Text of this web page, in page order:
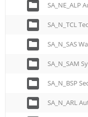
SA_N_TCL
SA_N_SAS
SA_N_SAM